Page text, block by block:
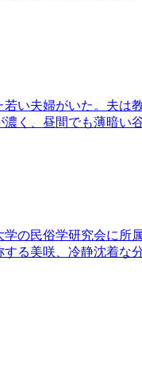
い夫婦がいた。夫は
く、昼間でも薄暗い
の民俗学研究会に所
る美咲、冷静沈着な